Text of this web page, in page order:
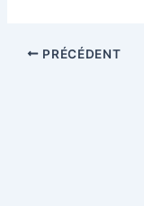
PRÉCÉDENT